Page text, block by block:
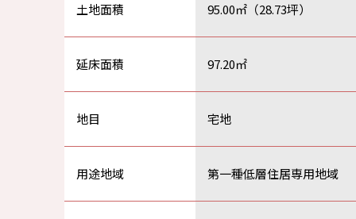
土地面積 95.00㎡（28.73坪）
延床面積 97.20㎡
地目 宅地
用途地域 第一種低層住居専用地域